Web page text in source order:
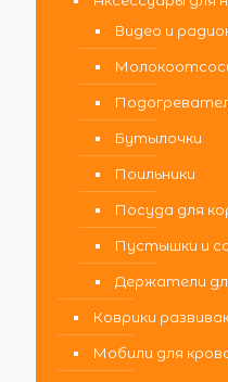
Видео и
Бутылочки
Поильники
Посуда для
Пустышки и
Держатели
Коврики
Мобили для